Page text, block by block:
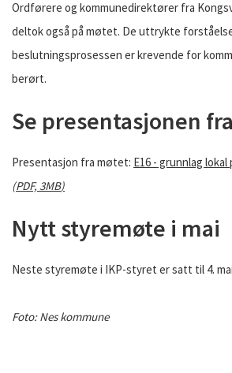
Ordførere og kommunedirektører fra
deltok også på møtet. De uttrykte
beslutningsprosessen er krevende for
berørt.
Se presentasjonen
Presentasjon fra møtet: E16 - grunnlag
(PDF, 3MB)
Nytt styremøte i mai
Neste styremøte i IKP-styret er satt til 4. mai
Foto: Nes kommune